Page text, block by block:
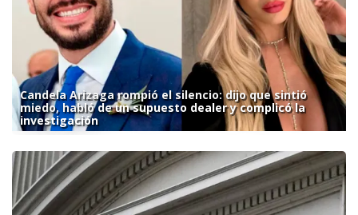
Candela Arizaga rompió el silencio: dijo que sintió
miedo, habló de un supuesto dealer y complicó la
investigación